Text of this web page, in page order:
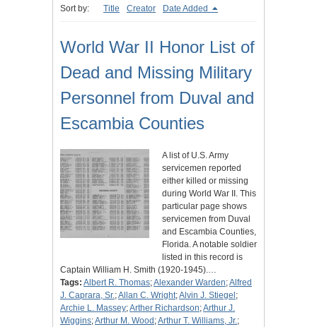
Sort by: Title Creator Date Added
World War II Honor List of
Dead and Missing Military
Personnel from Duval and
Escambia Counties
A list of U.S. Army
servicemen reported
either killed or missing
during World War II. This
particular page shows
servicemen from Duval
and Escambia Counties,
Florida. A notable soldier
listed in this record is
Captain William H. Smith (1920-1945).…
Tags: Albert R. Thomas;Alexander Warden;Alfred
J. Caprara, Sr.;Allan C. Wright;Alvin J. Stiegel ;
Archie L. Massey;Arther Richardson;Arthur J.
Wiggins;Arthur M. Wood ;Arthur T. Williams, Jr.;